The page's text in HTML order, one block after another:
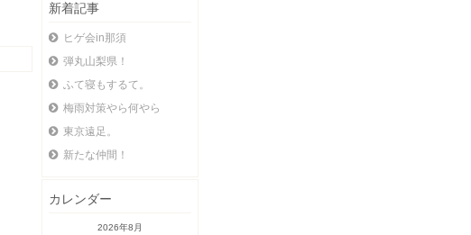
新着記事
ヒゲ会in那須
弾丸山梨県！
ふて寝もするて。
梅雨対策やら何やら
東京遠足。
新たな仲間！
カレンダー
2026年8月